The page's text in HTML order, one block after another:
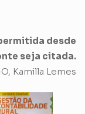
desde
seja citada.
Kamilla Lemes